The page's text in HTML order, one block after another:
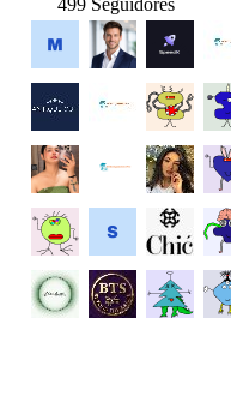
499 Seguidores